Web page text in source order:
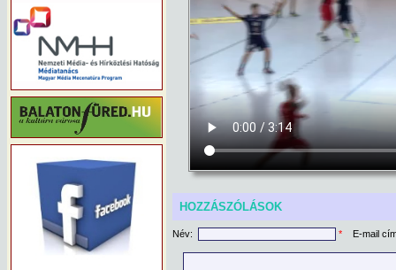
HOZZÁSZÓLÁSOK
Név: * E-mail